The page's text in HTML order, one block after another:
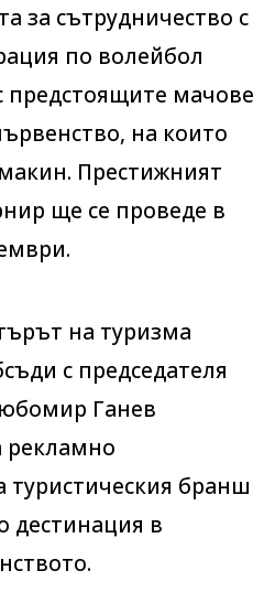
за сътрудничество с
по волейбол
предстоящите мачове
на които
Престижният
ще се проведе в
на туризма
с председателя
Ганев
рекламно
бранш
дестинация в